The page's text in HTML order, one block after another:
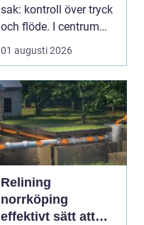
sak: kontroll över tryck
och flöde. I centrum
står Ventiler...
01 augusti 2026
Relining
norrköping
effektivt sätt att